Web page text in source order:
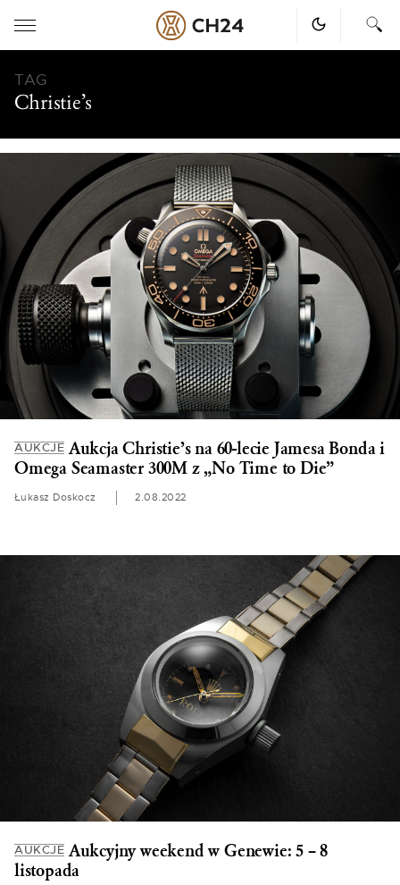
content
TAG
Christie’s
AUKCJE Aukcja Christie’s na 60-lecie Jamesa Bonda i
Omega Seamaster 300M z „No Time to Die”
Łukasz Doskocz 2.08.2022
AUKCJE Aukcyjny weekend w Genewie: 5 – 8
listopada